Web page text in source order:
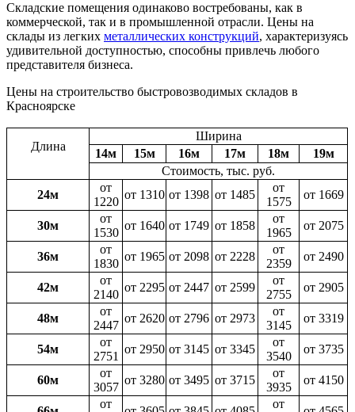
Складские помещения одинаково востребованы, как в
коммерческой, так и в промышленной отрасли. Цены на
склады из легких металлических конструкций, характеризуясь
удивительной доступностью, способны привлечь любого
представителя бизнеса.
Цены на строительство быстровозводимых складов в
Красноярске
Длина
Ширина
14м
15м 16м 17м 18м
19м
Стоимость, тыс. руб.
24м
от
1220
от 1310 от 1398 от 1485
от
1575
от 1669
30м
от
1530
от 1640 от 1749 от 1858
от
1965
от 2075
36м
от
1830
от 1965 от 2098 от 2228
от
2359
от 2490
42м
от
2140
от 2295 от 2447 от 2599
от
2755
от 2905
48м
от
2447
от 2620 от 2796 от 2973
от
3145
от 3319
54м
от
2751
от 2950 от 3145 от 3345
от
3540
от 3735
60м
от
3057
от 3280 от 3495 от 3715
от
3935
от 4150
от
от